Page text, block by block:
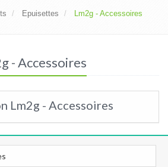
Epuisettes Lm2g - Accessoires
- Accessoires
Lm2g - Accessoires